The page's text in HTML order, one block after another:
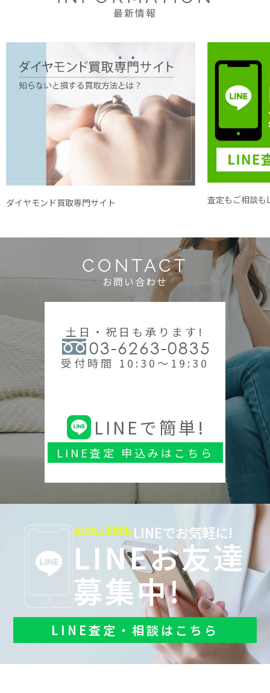
最新情報
ダイヤモンド買取専門サイト 査定もご相談も
CONTACT
お問い合わせ
土日・祝日も承ります!
03-6263-0835
受付時間 10:30～19:30
LINEで簡単!
LINE査定 申込みはこちら
査定もご相談も LINEでお気軽に!
LINEお友達
募集中!
LINE査定・相談はこちら